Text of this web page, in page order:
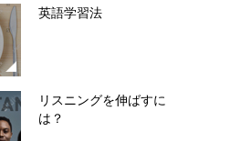
英語学習法
リスニングを伸ばすに
は？